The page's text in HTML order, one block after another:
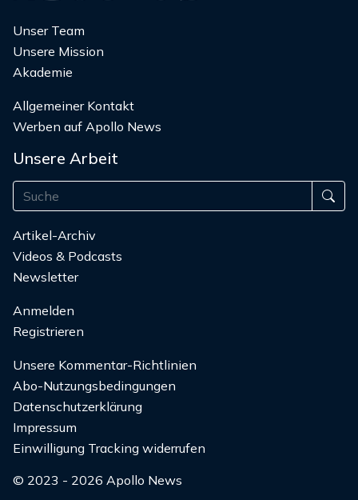
Unser Team
Unsere Mission
Akademie
Allgemeiner Kontakt
Werben auf Apollo News
Unsere Arbeit
Artikel-Archiv
Videos & Podcasts
Newsletter
Anmelden
Registrieren
Unsere Kommentar-Richtlinien
Abo-Nutzungsbedingungen
Datenschutzerklärung
Impressum
Einwilligung Tracking widerrufen
© 2023 - 2026 Apollo News